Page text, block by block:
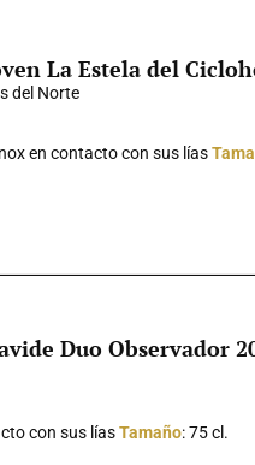
La Estela del
del Norte
en contacto con sus lías
Duo Observador
con sus líasTamaño: 75 cl.